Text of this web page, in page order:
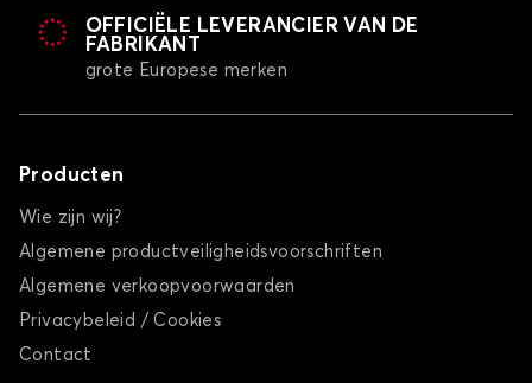
OFFICIËLE LEVERANCIER VAN DE
FABRIKANT
grote Europese merken
Producten
Wie zijn wij?
Algemene productveiligheidsvoorschriften
Algemene verkoopvoorwaarden
Privacybeleid / Cookies
Contact